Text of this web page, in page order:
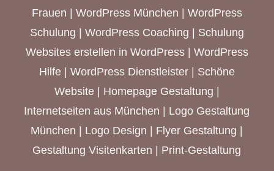
Frauen | WordPress München | WordPress
Schulung | WordPress Coaching | Schulung
Websites erstellen in WordPress | WordPress
Hilfe | WordPress Dienstleister | Schöne
Website | Homepage Gestaltung |
Internetseiten aus München | Logo Gestaltung
München | Logo Design | Flyer Gestaltung |
Gestaltung Visitenkarten | Print-Gestaltung